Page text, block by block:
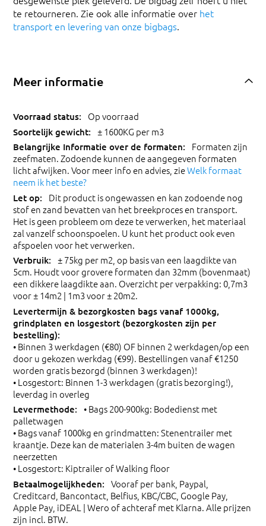
te retourneren. Zie ook alle informatie over het
transport en levering van onze bigbags.
Meer informatie
Op voorraad
± 1600KG per m3
Formaten zijn
zeefmaten. Zodoende kunnen de aangegeven formaten
licht afwijken. Voor meer info en advies, zieWelk formaat
neem ik het beste?
Dit product is ongewassen en kan zodoende nog
stof en zand bevatten van het breekproces en transport.
Het is geen probleem om deze te verwerken, het materiaal
zal vanzelf schoonspoelen. U kunt het product ook even
afspoelen voor het verwerken.
± 75kg per m2, op basis van een laagdikte van
5cm. Houdt voor grovere formaten dan 32mm (bovenmaat)
een dikkere laagdikte aan. Overzicht per verpakking: 0,7m3
voor ± 14m2 | 1m3 voor ± 20m2.
• Binnen 3 werkdagen (€80) OF binnen 2 werkdagen/op een
door u gekozen werkdag (€99). Bestellingen vanaf €1250
worden gratis bezorgd (binnen 3 werkdagen)!
• Losgestort: Binnen 1-3 werkdagen (gratis bezorging!),
leverdag in overleg
• Bags 200-900kg: Bodedienst met
palletwagen
• Bags vanaf 1000kg en grindmatten: Stenentrailer met
kraantje. Deze kan de materialen 3-4m buiten de wagen
neerzetten
• Losgestort: Kiptrailer of Walking floor
Vooraf per bank, Paypal,
Creditcard, Bancontact, Belfius, KBC/CBC, Google Pay,
Apple Pay, iDEAL | Wero of achteraf met Klarna. Alle prijzen
zijn incl. BTW.